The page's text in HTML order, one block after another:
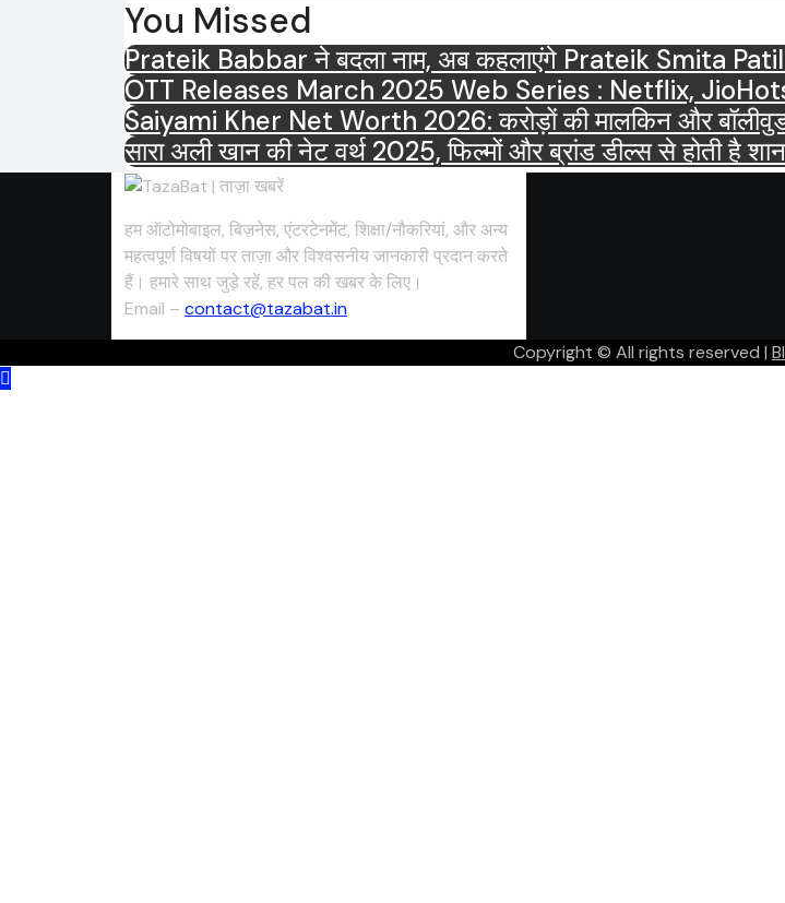
You Missed
Prateik Babbar ने बदला नाम, अब कहलाएंगे Prateik Smita
OTT Releases March
Saiyami Kher Net Worth 2026: करोड़ों की मालकिन और बॉलीवुड
सारा अली खान की नेट वर्थ 2025, फिल्मों और ब्रांड डील्स से होती है
हम ऑटोमोबाइल, बिज़नेस, एंटरटेनमेंट, शिक्षा/नौकरियां, और अन्य
महत्वपूर्ण विषयों पर ताज़ा और विश्वसनीय जानकारी प्रदान करते
हैं। हमारे साथ जुड़े रहें, हर पल की खबर के लिए।
Email – contact@tazabat.in
Copyright © All rights reserved |